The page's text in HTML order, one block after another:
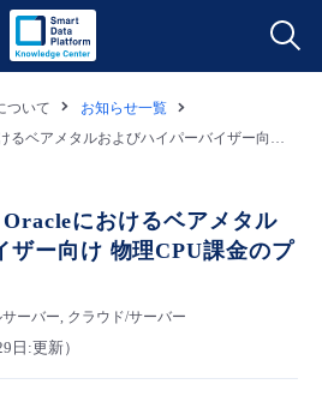
ー
ついて
お知らせ一覧
クラウド/サーバー Oracleにおけるベアメタルおよびハイパーバイザー向け 物理CPU課金のプラン追加について
におけるベアメタル
ザー向け 物理CPU課金のプ
サーバー, クラウド/サーバー
日:更新）